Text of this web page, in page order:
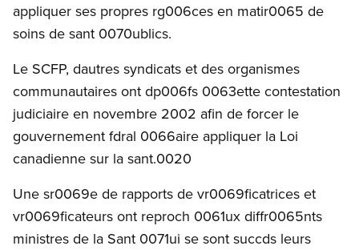
appliquer ses propres rg006ces en matir0065 de
soins de sant 0070ublics.
Le SCFP, dautres syndicats et des organismes
communautaires ont dp006fs 0063ette contestation
judiciaire en novembre 2002 afin de forcer le
gouvernement fdral 0066aire appliquer la Loi
canadienne sur la sant.0020
Une sr0069e de rapports de vr0069ficatrices et
vr0069ficateurs ont reproch 0061ux diffr0065nts
ministres de la Sant 0071ui se sont succds leurs